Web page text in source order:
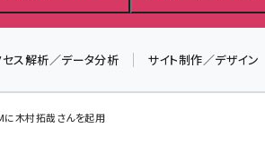
セス解析／データ分析 サイト制作／デザイン
に木村拓哉さんを起用